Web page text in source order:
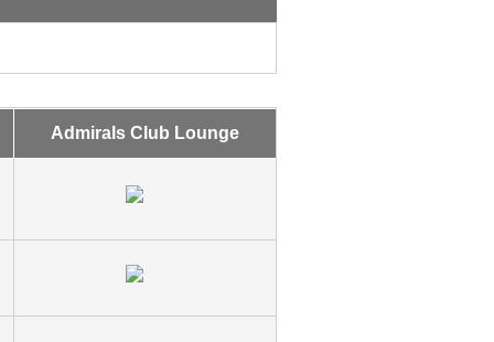
Admirals Club Lounge